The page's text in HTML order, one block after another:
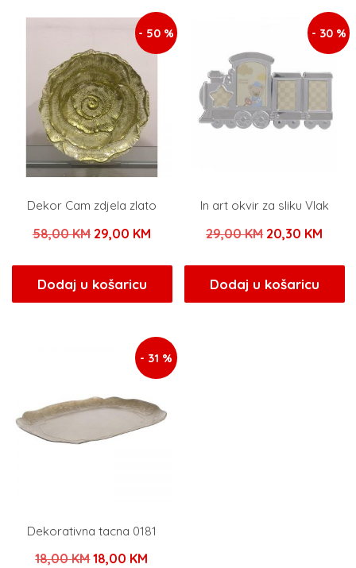
- 50 %
Dekor Cam zdjela zlato
58,00KM Izvorna
bila
je:
29,00 KMTrenutna
29,00 KM.
Dodaj u košaricu
- 30 %
In art okvir za sliku Vlak
29,00KM Izvorna
bila
je:
20,30 KM
Dodaj u košaricu
- 31 %
Dekorativna tacna 0181
18,00KMIzvorna
18,00 KM